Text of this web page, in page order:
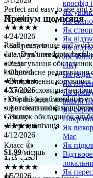
кросфід
Як
Як
Як
Як
Як
Як
ПК)
Як
Як
Як
інший
Як
Як
Mac
Як
Як
Njjjjjj1
★★★★★
4/24/2026
Really easy to use and
data. Don’t need to
access
hsnbored
★★★★★
4/17/2026
i love this app, i need it
super clean and easy to
Gen.mo
★★★★★
4/12/2026
Класс 👍
الحب كذبة
★★★★★
4/5/2026
The only tag editor u
Преміум щомісяця
• Без реклами
• Редагування аудіо тегів
• Редагування
• Одночасне редагування
• Виправлення кодування
• Хмарні сховища
• Обрані (необмежено)
• Автоматичний пошук
• Пошук обкладинок
• Персоналізація
$1,99/місяць